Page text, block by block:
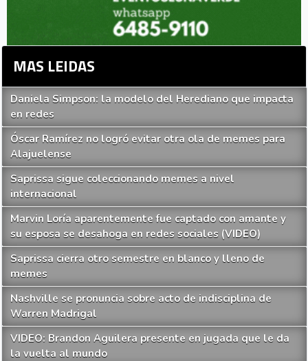
MAS LEIDAS
Daniela Simpson: la modelo del Herediano que impacta
en redes
Óscar Ramírez no logró evitar otra ola de memes para
Alajuelense
Saprissa sigue coleccionando memes a nivel
internacional
Marvin Loría aparentemente fue captado con amante y
su esposa se desahoga en redes sociales (VIDEO)
Saprissa cierra otro semestre en blanco y lleno de
memes
Nashville se pronuncia sobre acto de indisciplina de
Warren Madrigal
VIDEO: Brandon Aguilera presente en jugada que le da
la vuelta al mundo